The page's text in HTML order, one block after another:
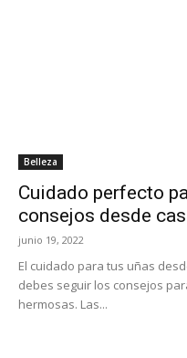
Belleza
Cuidado perfecto
consejos desde
junio 19, 2022
El cuidado para tus uñas
debes seguir los consejos
hermosas. Las...